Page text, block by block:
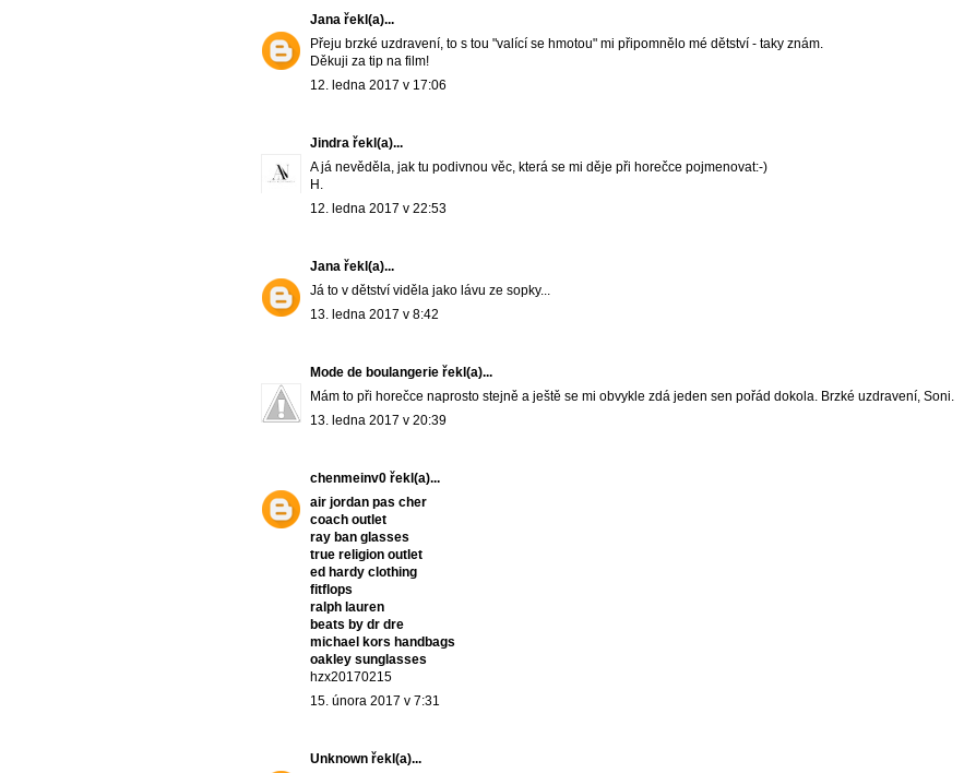
Jana řekl(a)...
Přeju brzké uzdravení, to s tou "valící se hmotou" mi připomnělo mé dětství - taky znám.
Děkuji za tip na film!
12. ledna 2017 v 17:06
Jindra řekl(a)...
A já nevěděla, jak tu podivnou věc, která se mi děje při horečce pojmenovat:-)
H.
12. ledna 2017 v 22:53
Jana řekl(a)...
Já to v dětství viděla jako lávu ze sopky...
13. ledna 2017 v 8:42
Mode de boulangerie řekl(a)...
Mám to při horečce naprosto stejně a ještě se mi obvykle zdá jeden sen pořád dokola. Brzké uzdravení, Soni.
13. ledna 2017 v 20:39
chenmeinv0 řekl(a)...
air jordan pas cher
coach outlet
ray ban glasses
true religion outlet
ed hardy clothing
fitflops
ralph lauren
beats by dr dre
michael kors handbags
oakley sunglasses
hzx20170215
15. února 2017 v 7:31
Unknown řekl(a)...